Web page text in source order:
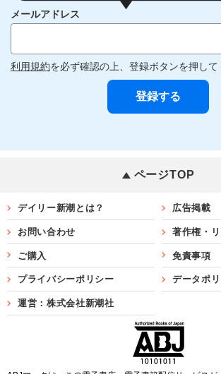
メールアドレス
利用規約を必ず確認の上、登録ボタンを押して
ページTOP
デイリー新潮とは？ 広告掲載
お問い合わせ 著作権・
ご購入 免責事項
プライバシーポリシー データポ
運営：株式会社新潮社